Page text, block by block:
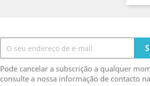
Pode cancelar a subscrição a qualquer
consulte a nossa informação de contacto